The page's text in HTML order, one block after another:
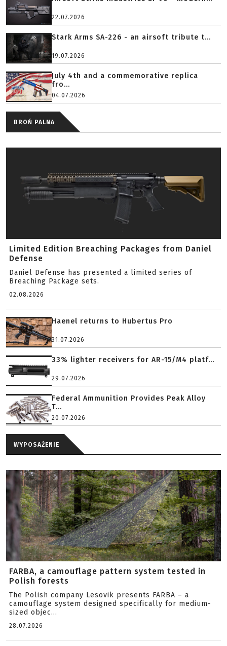
22.07.2026
Stark Arms SA-226 - an airsoft tribute t...
19.07.2026
July 4th and a commemorative replica
fro...
04.07.2026
BROŃ PALNA
Limited Edition Breaching Packages from Daniel
Defense
Daniel Defense has presented a limited series of
Breaching Package sets.
02.08.2026
Haenel returns to Hubertus Pro
31.07.2026
33% lighter receivers for AR-15/M4 platf...
29.07.2026
Federal Ammunition Provides Peak Alloy
T...
20.07.2026
WYPOSAŻENIE
FARBA, a camouflage pattern system tested in
Polish forests
The Polish company Lesovik presents FARBA – a
camouflage system designed specifically for medium-
sized objec...
28.07.2026